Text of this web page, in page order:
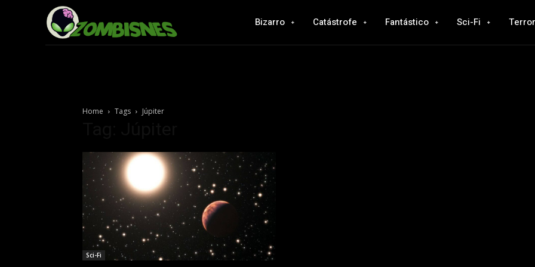
Bizarro Catástrofe Fantástico Sci-Fi
Home Tags Júpiter
Sci-Fi